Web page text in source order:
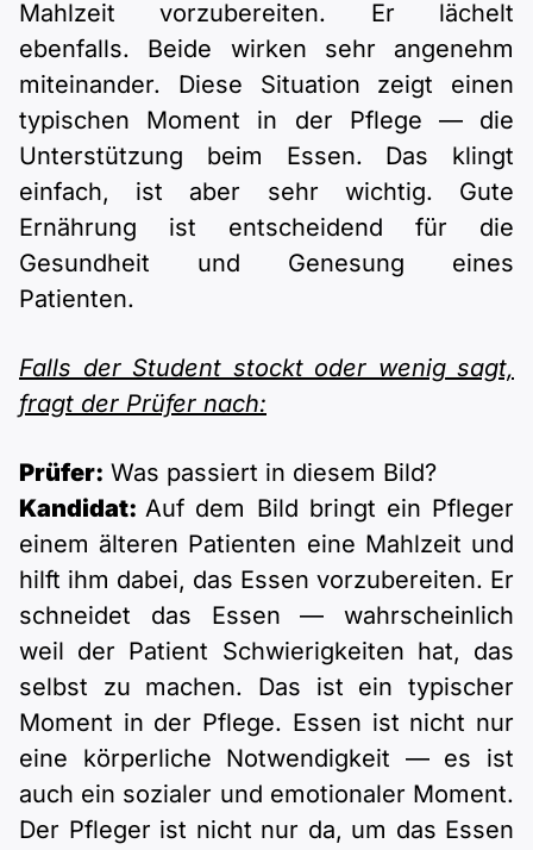
Mahlzeit vorzubereiten. Er lächelt
ebenfalls. Beide wirken sehr angenehm
miteinander. Diese Situation zeigt einen
typischen Moment in der Pflege — die
Unterstützung beim Essen. Das klingt
einfach, ist aber sehr wichtig. Gute
Ernährung ist entscheidend für die
Gesundheit und Genesung eines
Patienten.
Falls der Student stockt oder wenig sagt,
fragt der Prüfer nach:
Prüfer: Was passiert in diesem Bild?
Kandidat:Auf dem Bild bringt ein Pfleger
einem älteren Patienten eine Mahlzeit und
hilft ihm dabei, das Essen vorzubereiten. Er
schneidet das Essen — wahrscheinlich
weil der Patient Schwierigkeiten hat, das
selbst zu machen. Das ist ein typischer
Moment in der Pflege. Essen ist nicht nur
eine körperliche Notwendigkeit — es ist
auch ein sozialer und emotionaler Moment.
Der Pfleger ist nicht nur da, um das Essen